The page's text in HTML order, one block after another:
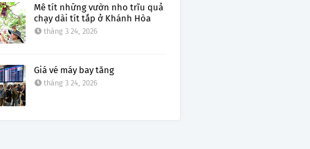
Mê tít những vườn nho trĩu quả
chạy dài tít tắp ở Khánh Hòa
tháng 3 24, 2026
Giá vé máy bay tăng
tháng 3 24, 2026